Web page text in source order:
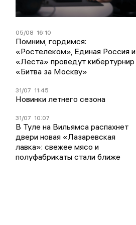
05/08 16:10
Помним, гордимся:
«Ростелеком», Единая Россия и
«Леста» проведут кибертурнир
«Битва за Москву»
31/07 11:45
Новинки летнего сезона
31/07 10:07
В Туле на Вильямса распахнет
двери новая «Лазаревская
лавка»: свежее мясо и
полуфабрикаты стали ближе